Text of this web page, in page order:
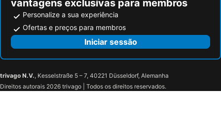
vantagens exclusivas para membros
Personalize a sua experiência
Ofertas e preços para membros
Iniciar sessão
trivago N.V., Kesselstraße 5 – 7, 40221 Düsseldorf, Alemanha
Direitos autorais 2026 trivago | Todos os direitos reservados.